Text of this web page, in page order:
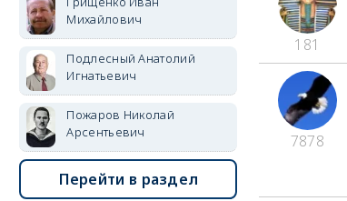
181
7878
Михайлович
Подлесный Анатолий
Игнатьевич
Пожаров Николай
Арсентьевич
Перейти в раздел